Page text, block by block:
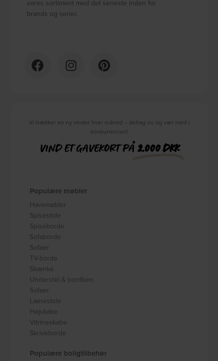
vores sortiment med det seneste inden for
brands og serier.
Vi trækker en ny vinder hver måned – deltag nu og vær med i
konkurrencen!
VIND ET GAVEKORT PÅ2.000 DKK
Populære møbler
Havemøbler
Spisestole
Spiseborde
Sofaborde
Sofaer
TV-borde
Skænke
Understel & bordben
Sofaer
Lænestole
Højskabe
Vitrineskabe
Skriveborde
Populære boligtilbehør